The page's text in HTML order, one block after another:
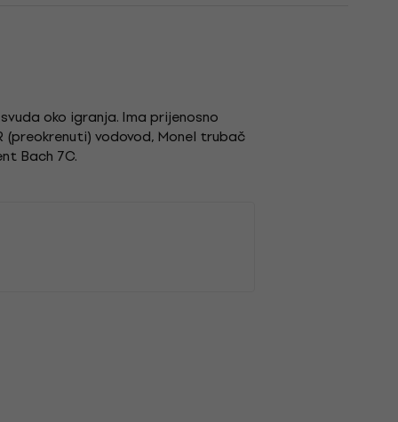
oko igranja. Ima prijenosno
vodovod, Monel trubač
Bach 7C.